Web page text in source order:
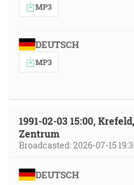
MP3
DEUTSCH
MP3
1991-02-03 15:00,
Zentrum
Broadcasted: 2026-07-15
DEUTSCH